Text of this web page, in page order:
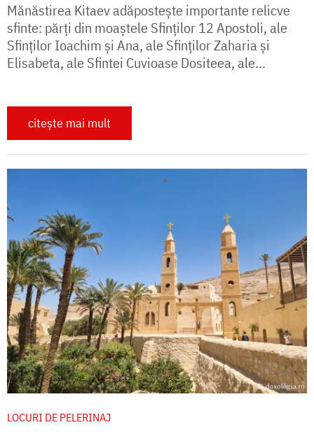
Mănăstirea Kitaev adăposteşte importante relicve
sfinte: părţi din moaştele Sfinţilor 12 Apostoli, ale
Sfinţilor Ioachim şi Ana, ale Sfinţilor Zaharia şi
Elisabeta, ale Sfintei Cuvioase Dositeea, ale...
citește mai mult
LOCURI DE PELERINAJ